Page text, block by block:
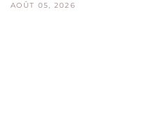
AOÛT 05, 2026